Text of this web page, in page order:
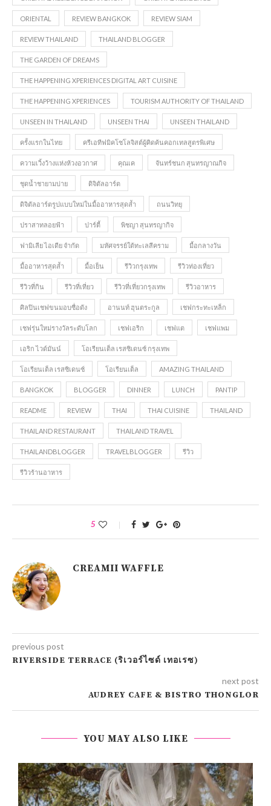
ORIENTAL REVIEW BANGKOK REVIEW SIAM
REVIEW THAILAND THAILAND BLOGGER
THE GARDEN OF DREAMS
THE HAPPENING XPERIENCES DIGITAL ART CUISINE
THE HAPPENING XPERIENCES TOURISM AUTHORITY OF THAILAND
UNSEEN IN THAILAND UNSEEN THAI UNSEEN THAILAND
ครั้งแรกในไทย ครีเอทีฟมิคโซโลจิสต์ผู้คิดค้นคอกเทลสูตรพิเศษ
ความเวิ้งว้างแห่งห้วงอวกาศ คุณเค จันทร์ชนก สุนทรญาณกิจ
ชุดน้ำชายามบ่าย ดิจิตัลอาร์ต
ดิจิตัลอาร์ตรูปแบบใหม่ในมื้ออาหารสุดล้ำ ถนนวิทยุ
ปราสาทลอยฟ้า ปาร์ตี้ พิชญา สุนทรญากิจ
ฟามิเลีย ไอเดีย จำกัด มหัศจรรย์ใต้ทะเลสีคราม มื้อกลางวัน
มื้ออาหารสุดล้ำ มื้อเย็น รีวิวกรุงเทพ รีวิวท่องเที่ยว
รีวิวที่กิน รีวิวที่เที่ยว รีวิวที่เที่ยวกรุงเทพ รีวิวอาหาร
ศิลปินเชฟขนมอบซื่อดัง อานนท์ ฮุนตระกูล เชฟกระทะเหล็ก
เชฟรุ่นใหม่รางวัลระดับโลก เชฟเอริก เชฟแต เชฟแพม
เอริก ไวด์มันน์ โอเรียนเต็ล เรสซิเดนซ์ กรุงเทพ
โอเรียนเต็ล เรสซิเดนซ์ โอเรียนเต็ล AMAZING THAILAND
BANGKOK BLOGGER DINNER LUNCH PANTIP
README REVIEW THAI THAI CUISINE THAILAND
THAILAND RESTAURANT THAILAND TRAVEL
THAILANDBLOGGER TRAVELBLOGGER รีวิว
รีวิวร้านอาหาร
5
CREAMII WAFFLE
previous post
RIVERSIDE TERRACE (ริเวอร์ไซด์ เทอเรซ)
next post
AUDREY CAFE & BISTRO THONGLOR
YOU MAY ALSO LIKE